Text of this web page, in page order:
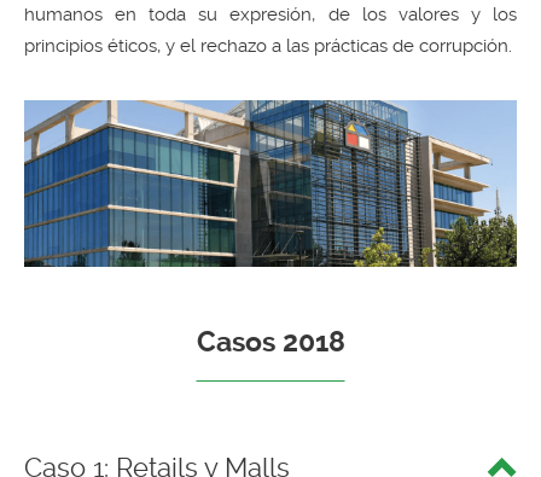
humanos en toda su expresión, de los valores y los
principios éticos, y el rechazo a las prácticas de corrupción.
Casos 2018
Caso 1: Retails y Malls